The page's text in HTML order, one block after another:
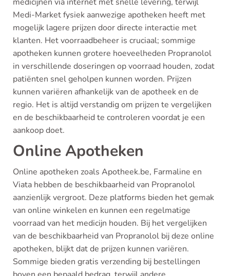
Medi-Market fysiek aanwezige apotheken heeft met
mogelijk lagere prijzen door directe interactie met
klanten. Het voorraadbeheer is cruciaal; sommige
apotheken kunnen grotere hoeveelheden Propranolol
in verschillende doseringen op voorraad houden, zodat
patiënten snel geholpen kunnen worden. Prijzen
kunnen variëren afhankelijk van de apotheek en de
regio. Het is altijd verstandig om prijzen te vergelijken
en de beschikbaarheid te controleren voordat je een
aankoop doet.
Online Apotheken
Online apotheken zoals Apotheek.be, Farmaline en
Viata hebben de beschikbaarheid van Propranolol
aanzienlijk vergroot. Deze platforms bieden het gemak
van online winkelen en kunnen een regelmatige
voorraad van het medicijn houden. Bij het vergelijken
van de beschikbaarheid van Propranolol bij deze online
apotheken, blijkt dat de prijzen kunnen variëren.
Sommige bieden gratis verzending bij bestellingen